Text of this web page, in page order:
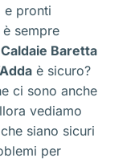
e pronti
è sempre
Baretta
è sicuro?
ci sono anche
vediamo
siano sicuri
per